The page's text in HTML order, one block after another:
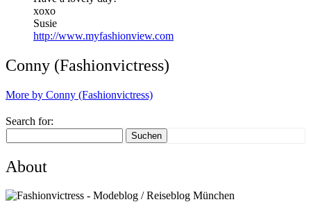
xoxo
Susie
http://www.myfashionview.com
Conny (Fashionvictress)
More by Conny (Fashionvictress)
Search for:
Suchen
About